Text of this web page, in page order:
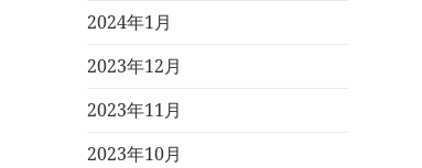
2024年1月
2023年12月
2023年11月
2023年10月